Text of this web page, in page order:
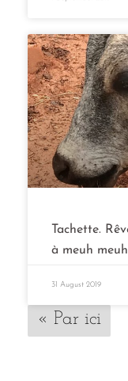
Tachette.
à meuh
31 August 2019
« Par ici